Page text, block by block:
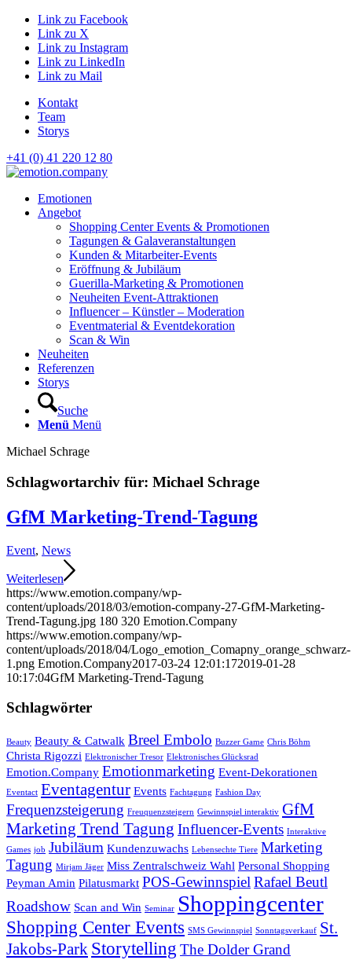
Link zu Facebook
Link zu X
Link zu Instagram
Link zu LinkedIn
Link zu Mail
Kontakt
Team
Storys
+41 (0) 41 220 12 80
Hauptnavigation
Emotionen
Angebot
Shopping Center Events & Promotionen
Tagungen & Galaveranstaltungen
Kunden & Mitarbeiter-Events
Eröffnung & Jubiläum
Guerilla-Marketing & Promotionen
Neuheiten Event-Attraktionen
Influencer – Künstler – Moderation
Eventmaterial & Eventdekoration
Scan & Win
Neuheiten
Referenzen
Storys
Suche
Menü Menü
Michael Schrage
Schlagwortarchiv für: Michael Schrage
GfM Marketing-Trend-Tagung
Event, News
Weiterlesen
https://www.emotion.company/wp-
content/uploads/2018/03/emotion-company-27-GfM-Marketing-
Trend-Tagung.jpg 180 320 Emotion.Company
https://www.emotion.company/wp-
content/uploads/2018/04/Logo_emotion_Comapny_orange_schwarz-
1.png Emotion.Company2017-03-24 12:01:172019-01-28
10:17:04GfM Marketing-Trend-Tagung
Schlagwörter
Beauty Beauty & Catwalk Breel Embolo Buzzer Game Chris Böhm
Christa Rigozzi Elektronischer Tresor Elektronisches Glücksrad
Emotion.Company Emotionmarketing Event-Dekorationen
Eventact Eventagentur Events Fachtagung Fashion Day
Frequenzsteigerung Freuquenzsteigern Gewinnspiel interaktiv GfM
Marketing Trend Tagung Influencer-Events Interaktive
Games job Jubiläum Kundenzuwachs Lebensechte Tiere Marketing
Tagung Mirjam Jäger Miss Zentralschweiz Wahl Personal Shopping
Peyman Amin Pilatusmarkt POS-Gewinnspiel Rafael Beutl
Roadshow Scan and Win Seminar Shoppingcenter
Shopping Center Events SMS Gewinnspiel Sonntagsverkauf St.
Jakobs-Park Storytelling The Dolder Grand